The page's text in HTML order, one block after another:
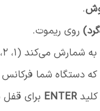
.
روی ریموت.
می‌کند (۱، ۲، ۳ …).
که دستگاه شما
ENTER برای